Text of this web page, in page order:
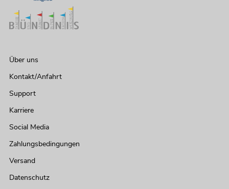
Über uns
Kontakt/Anfahrt
Support
Karriere
Social Media
Zahlungsbedingungen
Versand
Datenschutz